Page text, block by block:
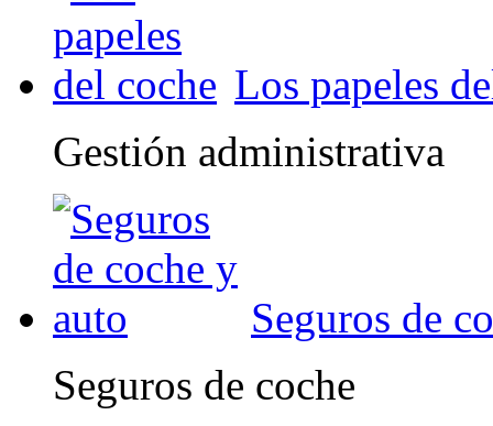
Los papeles
Gestión administrativa
Seguros de
Seguros de coche